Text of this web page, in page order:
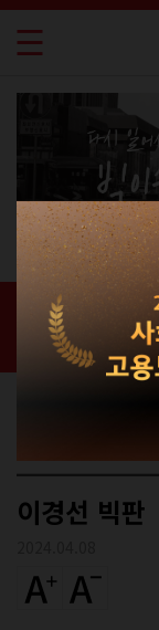
빅이슈 판매원
이경선 빅판